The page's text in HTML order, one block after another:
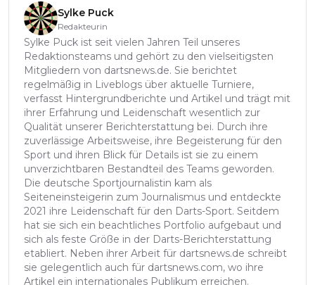
Sylke Puck
Redakteurin
Sylke Puck ist seit vielen Jahren Teil unseres
Redaktionsteams und gehört zu den vielseitigsten
Mitgliedern von dartsnews.de. Sie berichtet
regelmäßig in Liveblogs über aktuelle Turniere,
verfasst Hintergrundberichte und Artikel und trägt mit
ihrer Erfahrung und Leidenschaft wesentlich zur
Qualität unserer Berichterstattung bei. Durch ihre
zuverlässige Arbeitsweise, ihre Begeisterung für den
Sport und ihren Blick für Details ist sie zu einem
unverzichtbaren Bestandteil des Teams geworden.
Die deutsche Sportjournalistin kam als
Seiteneinsteigerin zum Journalismus und entdeckte
2021 ihre Leidenschaft für den Darts-Sport. Seitdem
hat sie sich ein beachtliches Portfolio aufgebaut und
sich als feste Größe in der Darts-Berichterstattung
etabliert. Neben ihrer Arbeit für dartsnews.de schreibt
sie gelegentlich auch für dartsnews.com, wo ihre
Artikel ein internationales Publikum erreichen.